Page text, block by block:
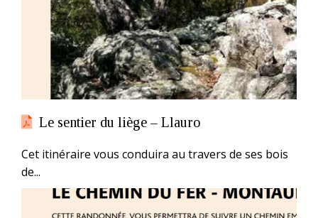
Le sentier du liège – Llauro
Cet itinéraire vous conduira au travers de ses bois
de...